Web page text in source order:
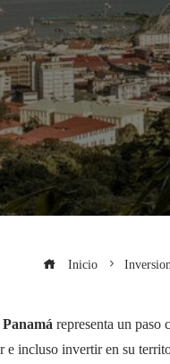
Inicio
representa un paso
incluso invertir en su